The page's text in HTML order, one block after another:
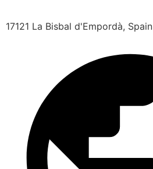
17121 La Bisbal d'Empordà, Spain